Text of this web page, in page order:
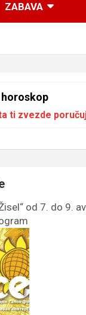
ZABAVA
horoskop
ti zvezde
od 7. do 9.